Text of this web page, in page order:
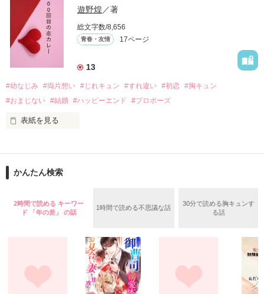
作品を読む
『──のせいじゃないよ』
｢なんであんたが生きてんのよ｣
『生きていてくれてありがとう』
｢あんたなんか産まなきゃ良かった｣
『産まれてきてくれてありがとう』
両親から虐待を受け感情を知らない女の子と
泣き方も、笑い方も、助けの求め方も、何も知らなかった。
でもみんなが教えてくれた。
遊野煌／著
総文字数/8,656
青春・友情 17ページ
13
#幼なじみ #両片想い #じれキュン #すれ違い #初恋 #胸キュン
#おまじない #結婚 #ハッピーエンド #プロポーズ
表紙を見る
きになっちゃうんだって』
※表紙はフリー素材です。コンテスト用に既存作を改稿しまし
かんたん検索
2時間で読める キーワー
ド 「年の差」 の話
1時間で読める不思議な話
30分で読める胸キュンす
る話